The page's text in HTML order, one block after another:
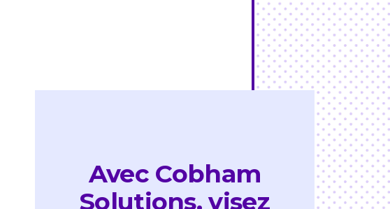
Avec Cobham
Solutions, visez